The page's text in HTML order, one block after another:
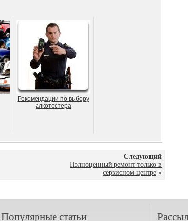
Рекомендации по выбору
алкотестера
Следующий
Полноценный ремонт только в
сервисном центре »
Популярные статьи